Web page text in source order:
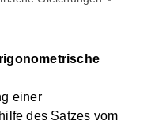
einer
des Satzes vom